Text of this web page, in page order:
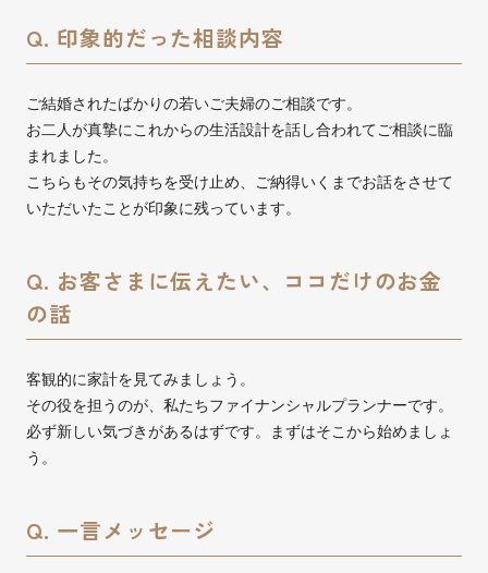
Q. 印象的だった相談内容
ご結婚されたばかりの若いご夫婦のご相談です。
お二人が真摯にこれからの生活設計を話し合われてご相談に臨
まれました。
こちらもその気持ちを受け止め、ご納得いくまでお話をさせて
いただいたことが印象に残っています。
Q. お客さまに伝えたい、ココだけのお金
の話
客観的に家計を見てみましょう。
その役を担うのが、私たちファイナンシャルプランナーです。
必ず新しい気づきがあるはずです。まずはそこから始めましょ
う。
Q. 一言メッセージ